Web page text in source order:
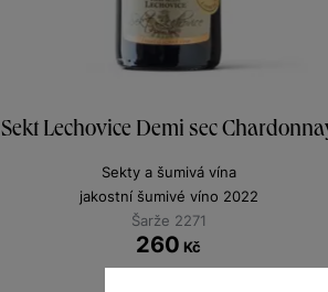
Sekt Lechovice Demi sec
Sekty a šumivá vína
jakostní šumivé víno 2022
Šarže 2271
260 Kč